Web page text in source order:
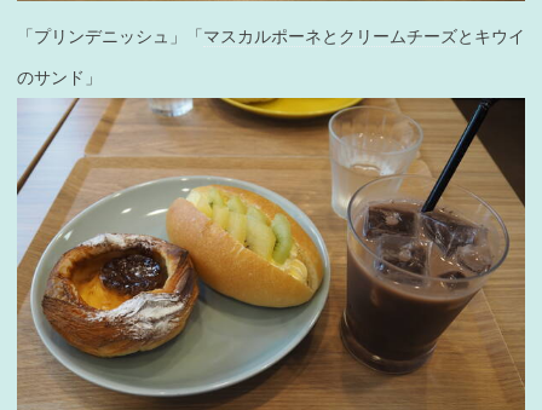
「プリンデニッシュ」「マスカルポーネと クリームチーズとキウイ
のサンド」